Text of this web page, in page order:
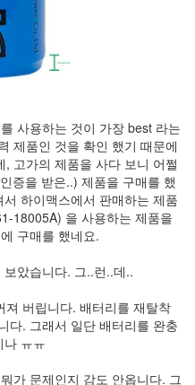
사용하는 것이 가장 best 라는
제품인 것을 확인 했기 때문에
고가의 제품을 사다 보니 어쩔
증을 받은..) 제품을 구매를 했
하이맥스에서 판매하는 제품
18005A) 을 사용하는 제품을
구매를 했네요.
았습니다. 그..런..데..
버립니다. 배터리를 재탈착
다. 그래서 일단 배터리를 완충
나 ㅠㅠ
가 문제인지 감도 안옵니다. 그